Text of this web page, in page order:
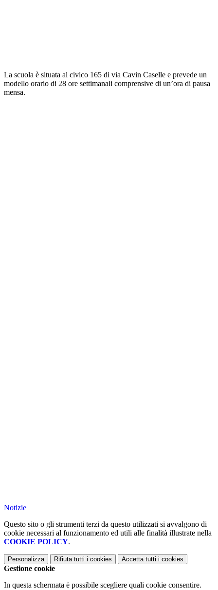
La scuola è situata al civico 165 di via Cavin Caselle e prevede un
modello orario di 28 ore settimanali comprensive di un’ora di pausa
mensa.
Notizie
Questo sito o gli strumenti terzi da questo utilizzati si avvalgono di
cookie necessari al funzionamento ed utili alle finalità illustrate nella
COOKIE POLICY.
Personalizza Rifiuta tutti i cookies Accetta tutti i cookies
Gestione cookie
In questa schermata è possibile scegliere quali cookie consentire.